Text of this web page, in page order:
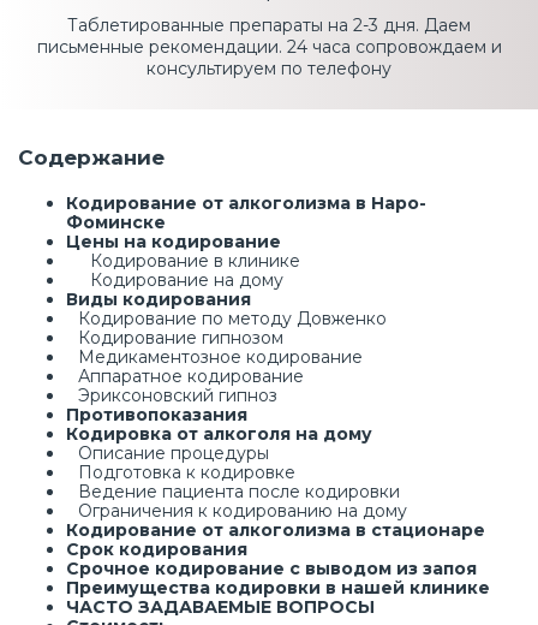
Таблетированные препараты на 2-3 дня. Даем
письменные рекомендации. 24 часа сопровождаем и
консультируем по телефону
Содержание
Кодирование от алкоголизма в Наро-
Фоминске
Цены на кодирование
Кодирование в клинике
Кодирование на дому
Виды кодирования
Кодирование по методу Довженко
Кодирование гипнозом
Медикаментозное кодирование
Аппаратное кодирование
Эриксоновский гипноз
Противопоказания
Кодировка от алкоголя на дому
Описание процедуры
Подготовка к кодировке
Ведение пациента после кодировки
Ограничения к кодированию на дому
Кодирование от алкоголизма в стационаре
Срок кодирования
Срочное кодирование с выводом из запоя
Преимущества кодировки в нашей клинике
ЧАСТО ЗАДАВАЕМЫЕ ВОПРОСЫ